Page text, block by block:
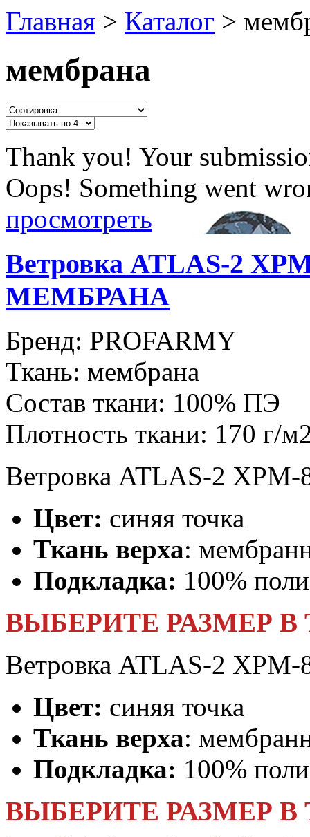
Главная > Каталог >
мембрана
Thank you! Your
Oops! Something went
просмотреть
Ветровка ATLAS-2
МЕМБРАНА
Бренд: PROFARMY
Ткань: мембрана
Состав ткани: 100% ПЭ
Плотность ткани: 170 г/
Ветровка ATLAS-2 XPM-
Цвет: синяя точка
Ткань верха:
Подкладка: 100%
ВЫБЕРИТЕ РАЗМЕР В
Ветровка ATLAS-2 XPM-
Цвет: синяя точка
Ткань верха:
Подкладка: 100%
ВЫБЕРИТЕ РАЗМЕР В